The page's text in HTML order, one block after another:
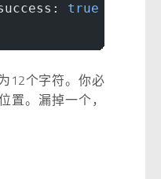
true
12个字符。你必
置。漏掉一个，